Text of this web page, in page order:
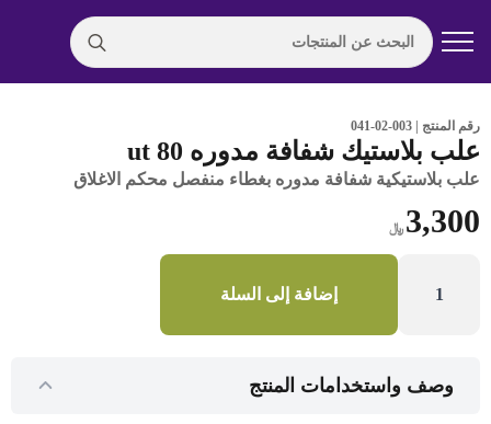
Search
for:
رقم المنتج | 003-02-041
علب بلاستيك شفافة مدوره ut 80
علب بلاستيكية شفافة مدوره بغطاء منفصل محكم الاغلاق
3,300 ﷼
بلاستيك
إضافة إلى السلة
وصف واستخدامات المنتج